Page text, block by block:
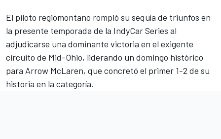
El piloto regiomontano rompió su sequía de triunfos en
la presente temporada de la IndyCar Series al
adjudicarse una dominante victoria en el exigente
circuito de Mid-Ohio, liderando un domingo histórico
para Arrow McLaren, que concretó el primer 1-2 de su
historia en la categoría.